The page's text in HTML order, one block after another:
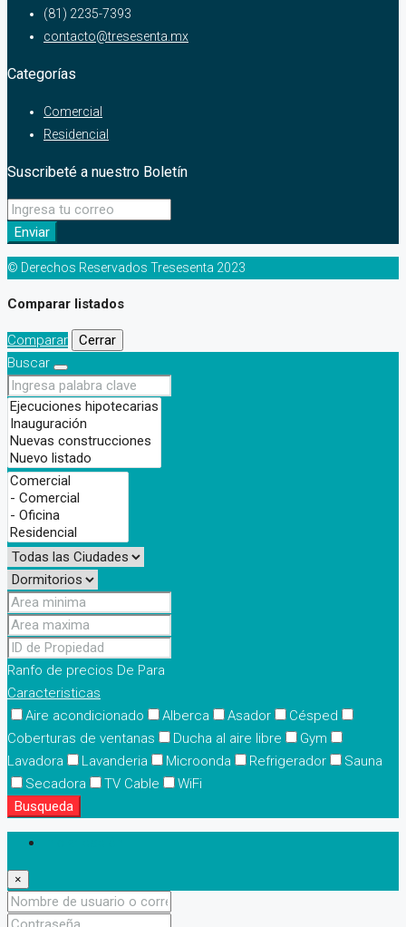
(81) 2235-7393
contacto@tresesenta.mx
Categorías
Comercial
Residencial
Suscribeté a nuestro Boletín
Enviar
© Derechos Reservados Tresesenta 2023
Comparar listados
Comparar
Cerrar
Buscar
Ranfo de precios De Para
Caracteristicas
Aire acondicionado
Alberca Asador
Césped
Coberturas de ventanas
Ducha al aire libre
Gym
Lavadora
Lavanderia Microonda Refrigerador
Sauna
Secadora
TV Cable
WiFi
Busqueda
×